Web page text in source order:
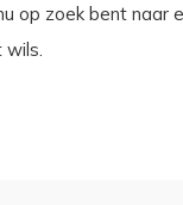
op zoek bent naar
wils.